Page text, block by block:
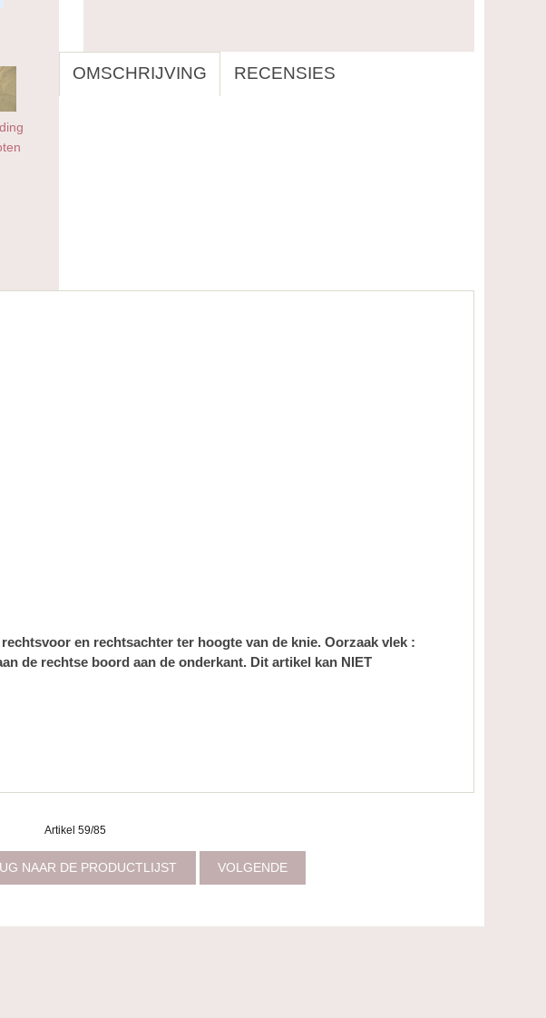
OMSCHRIJVING RECENSIES
en rechtsachter ter hoogte van de knie. Oorzaak vlek :
de rechtse boord aan de onderkant. Dit artikel kan NIET
Artikel 59/85
NAAR DE PRODUCTLIJST VOLGENDE